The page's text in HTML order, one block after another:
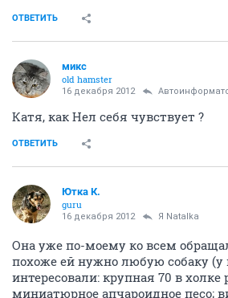
ОТВЕТИТЬ
микс
old hamster
16 декабря 2012
Катя, как Нел себя чувствует ?
ОТВЕТИТЬ
Ютка К.
guru
16 декабря 2012 Я Natalka
Она уже по-моему ко всем
похоже ей нужно любую собаку (у
интересовали: крупная 70 в
миниатюрное апчароидное песо;